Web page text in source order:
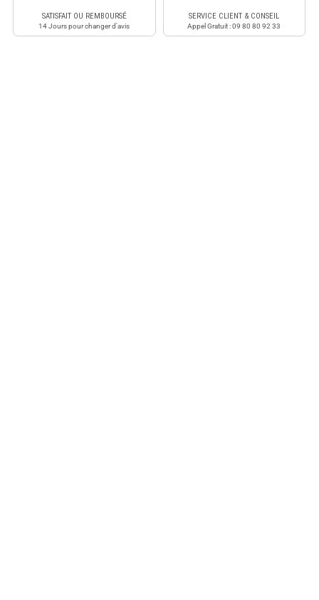
SATISFAIT OU REMBOURSÉ
14 Jours pour changer d'avis
SERVICE CLIENT & CONSEIL
Appel Gratuit : 09 80 80 92 33